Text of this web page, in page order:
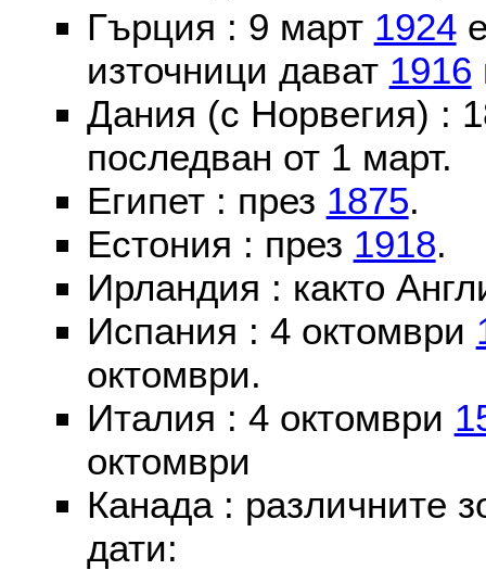
Гърция : 9 март 1924е
източници дават 1916
Дания (с Норвегия) :
последван от 1 март.
Египет : през 1875.
Естония : през 1918.
Ирландия : както
Испания : 4 октомври
октомври.
Италия : 4 октомври
октомври
Канада : различните
дати: